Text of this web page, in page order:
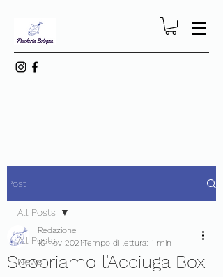
Post
All Posts
News
All Posts
Scopriamo l'Acciuga Box
Redazione
10 nov 2021Tempo di lettura: 1 min